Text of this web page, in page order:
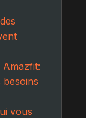
Amazfit:
vous